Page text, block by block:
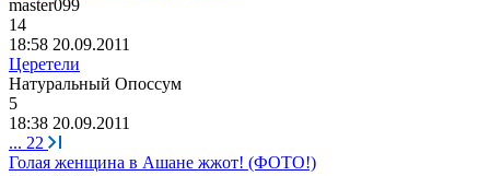
master099
14
18:58 20.09.2011
Церетели
Натуральный Опоссум
5
18:38 20.09.2011
... 22
Голая женщина в Ашане жжот! (ФОТО!)